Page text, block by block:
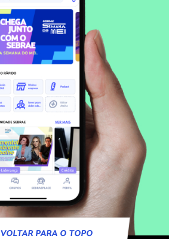
VOLTAR PARA O TOPO